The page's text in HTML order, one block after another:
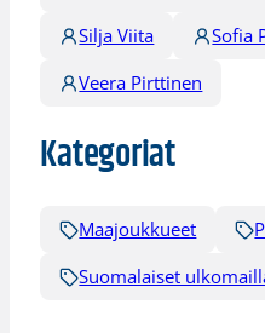
Silja Viita
Sofia
Veera Pirttinen
Kategoriat
Maajoukkueet
Suomalaiset